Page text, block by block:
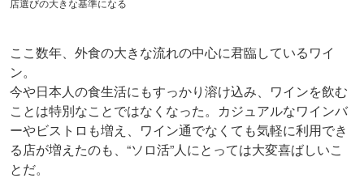
店選びの大きな基準になる
ここ数年、外食の大きな流れの中心に君臨しているワイ
ン。
今や日本人の食生活にもすっかり溶け込み、ワインを飲む
ことは特別なことではなくなった。カジュアルなワインバ
ーやビストロも増え、ワイン通でなくても気軽に利用でき
る店が増えたのも、“ソロ活”人にとっては大変喜ばしいこ
とだ。